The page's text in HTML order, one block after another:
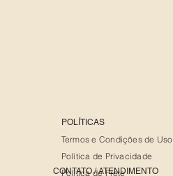
POLÍTICAS
Termos e Condições de Uso
Política de Privacidade
Política de Frete
CONTATO / ATENDIMENTO